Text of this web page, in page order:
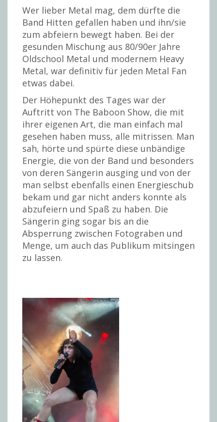
Wer lieber Metal mag, dem dürfte die
Band Hitten gefallen haben und ihn/sie
zum abfeiern bewegt haben. Bei der
gesunden Mischung aus 80/90er Jahre
Oldschool Metal und modernem Heavy
Metal, war definitiv für jeden Metal Fan
etwas dabei.
Der Höhepunkt des Tages war der
Auftritt von The Baboon Show, die mit
ihrer eigenen Art, die man einfach mal
gesehen haben muss, alle mitrissen. Man
sah, hörte und spürte diese unbändige
Energie, die von der Band und besonders
von deren Sängerin ausging und von der
man selbst ebenfalls einen Energieschub
bekam und gar nicht anders konnte als
abzufeiern und Spaß zu haben. Die
Sängerin ging sogar bis an die
Absperrung zwischen Fotograben und
Menge, um auch das Publikum mitsingen
zu lassen.